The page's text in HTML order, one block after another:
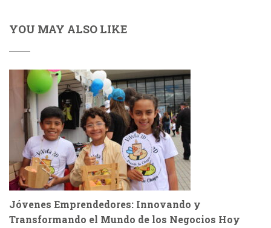
YOU MAY ALSO LIKE
Jóvenes Emprendedores: Innovando y
Transformando el Mundo de los Negocios Hoy